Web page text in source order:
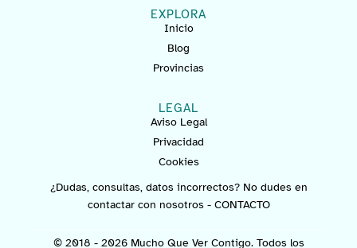
EXPLORA
Inicio
Blog
Provincias
LEGAL
Aviso Legal
Privacidad
Cookies
¿Dudas, consultas, datos incorrectos? No dudes en
contactar con nosotros - CONTACTO
© 2018 - 2026 Mucho Que Ver Contigo. Todos los